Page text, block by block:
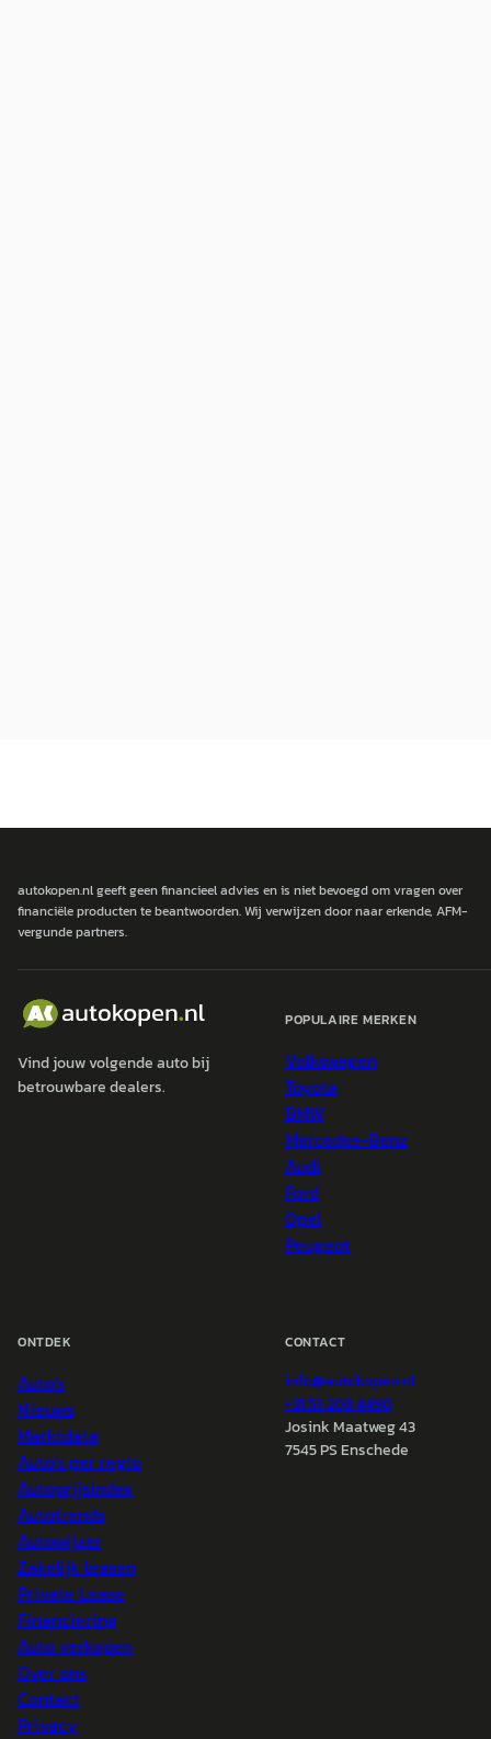
autokopen.nl geeft geen financieel advies en is niet bevoegd om vragen over
financiële producten te beantwoorden. Wij verwijzen door naar erkende, AFM-
vergunde partners.
Vind jouw volgende auto bij
betrouwbare dealers.
POPULAIRE MERKEN
Volkswagen
Toyota
BMW
Mercedes-Benz
Audi
Ford
Opel
Peugeot
ONTDEK
Auto's
Nieuws
Marktdata
Auto's per regio
Autoprijsindex
Autotrends
Autowijzer
Zakelijk leasen
Private Lease
Financiering
Auto verkopen
Over ons
Contact
Privacy
CONTACT
info@autokopen.nl
+31 53 208 4490
Josink Maatweg 43
7545 PS Enschede